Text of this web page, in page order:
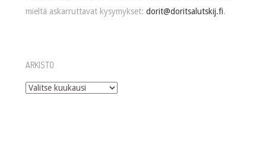
mieltä askarruttavat kysymykset:dorit@doritsalutskij.fi.
ARKISTO
Arkisto